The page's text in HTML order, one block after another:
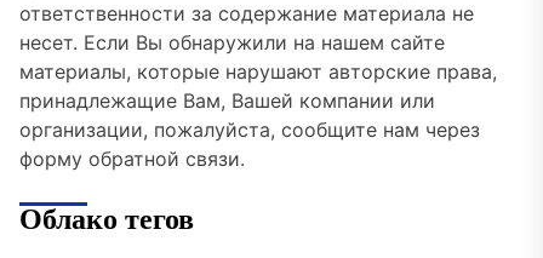
ответственности за содержание материала не
несет. Если Вы обнаружили на нашем сайте
материалы, которые нарушают авторские права,
принадлежащие Вам, Вашей компании или
организации, пожалуйста, сообщите нам через
форму обратной связи.
Облако тегов